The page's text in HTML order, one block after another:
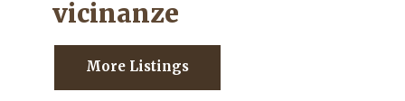
vicinanze
More Listings